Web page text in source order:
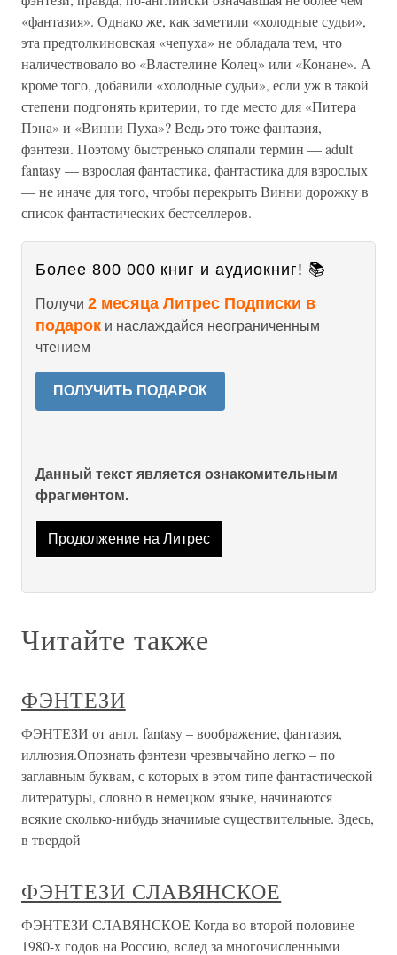
«фантазия». Однако же, как заметили «холодные судьи»,
эта предтолкиновская «чепуха» не обладала тем, что
наличествовало во «Властелине Колец» или «Конане». А
кроме того, добавили «холодные судьи», если уж в такой
степени подгонять критерии, то где место для «Питера
Пэна» и «Винни Пуха»? Ведь это тоже фантазия,
фэнтези. Поэтому быстренько сляпали термин — adult
fantasy — взрослая фантастика, фантастика для взрослых
— не иначе для того, чтобы перекрыть Винни дорожку в
список фантастических бестселлеров.
Более 800 000 книг и аудиокниг! 📚
Получи 2 месяца Литрес Подписки в
подарок и наслаждайся неограниченным
чтением
ПОЛУЧИТЬ ПОДАРОК
Данный текст является ознакомительным
фрагментом.
Продолжение на Литрес
Читайте также
ФЭНТЕЗИ
ФЭНТЕЗИ от англ. fantasy – воображение, фантазия,
иллюзия.Опознать фэнтези чрезвычайно легко – по
заглавным буквам, с которых в этом типе фантастической
литературы, словно в немецком языке, начинаются
всякие сколько-нибудь значимые существительные. Здесь,
в твердой
ФЭНТЕЗИ СЛАВЯНСКОЕ
ФЭНТЕЗИ СЛАВЯНСКОЕ Когда во второй половине
1980-х годов на Россию, вслед за многочисленными